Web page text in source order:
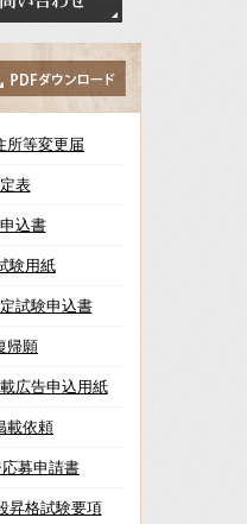
所等変更届
表
込書
験用紙
試験申込書
帰願
広告申込用紙
載依頼
募申請書
昇格試験要項